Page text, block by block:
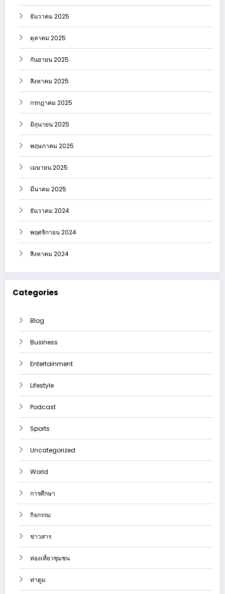
ธันวาคม 2025
ตุลาคม 2025
กันยายน 2025
สิงหาคม 2025
กรกฎาคม 2025
มิถุนายน 2025
พฤษภาคม 2025
เมษายน 2025
มีนาคม 2025
ธันวาคม 2024
พฤศจิกายน 2024
สิงหาคม 2024
Categories
Blog
Business
Entertainment
Lifestyle
Podcast
Sports
Uncategorized
World
การศึกษา
กิจกรรม
ข่าวสาร
ท่องเที่ยวชุมชน
ท่าตูม